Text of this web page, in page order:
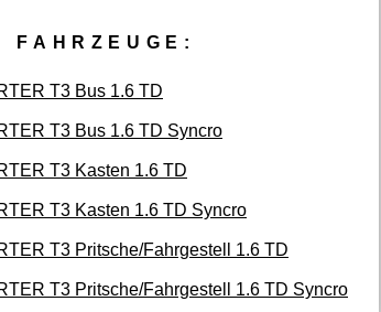
FAHRZEUGE:
T3 Bus 1.6 TD
T3 Bus 1.6 TD Syncro
T3 Kasten 1.6 TD
T3 Kasten 1.6 TD Syncro
T3 Pritsche/Fahrgestell 1.6 TD
T3 Pritsche/Fahrgestell 1.6 TD Syncro